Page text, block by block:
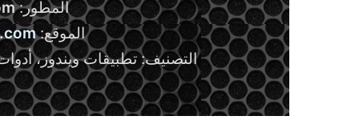
المطور:
الموقع:
التصنيف: تطبيقات ويندوز،